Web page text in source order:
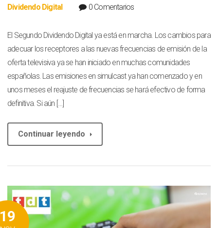
Dividendo Digital
0 Comentarios
El Segundo Dividendo Digital ya está en marcha. Los cambios para
adecuar los receptores a las nuevas frecuencias de emisión de la
oferta televisiva ya se han iniciado en muchas comunidades
españolas. Las emisiones en simulcast ya han comenzado y en
unos meses el reajuste de frecuencias se hará efectivo de forma
definitiva. Si aún […]
Continuar leyendo